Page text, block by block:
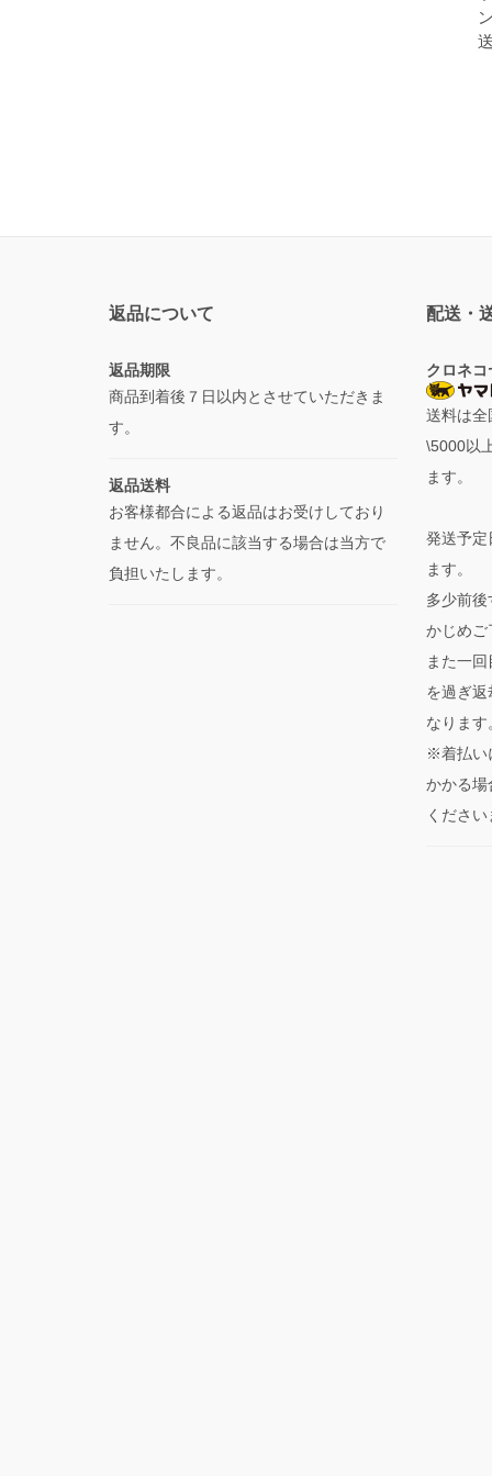
返品について
返品期限
商品到着後７日以内とさせていただきま
す。
返品送料
お客様都合による返品はお受けしており
ません。不良品に該当する場合は当方で
負担いたします。
配送・
クロネコ
送料は全
\5000以
ます。
発送予定
ます。
多少前
かじめご
また一
を過ぎ
なります
※着払い
かかる場
くださ